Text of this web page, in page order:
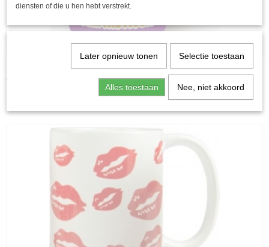
MIKO - Moederdag mok - Deze Lieve Mama Is Echt Fantastisch
€ 14,95
diensten of die u hen hebt verstrekt.
Later opnieuw tonen Selectie toestaan
Alles toestaan Nee, niet akkoord